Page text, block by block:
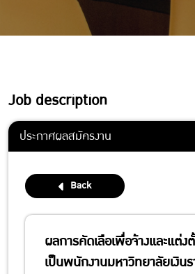
Job description
ประกาศผลสมัครงาน
Back
ผลการคัดเลือเพื่อจ้างและแต่ง
เป็นพนักงานมหาวิทยาลัยเงิน